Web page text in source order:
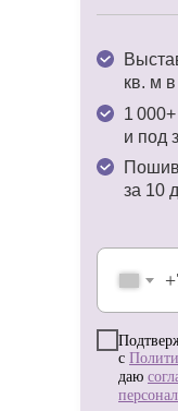
с
даю
кв. м
1
и под
за 10